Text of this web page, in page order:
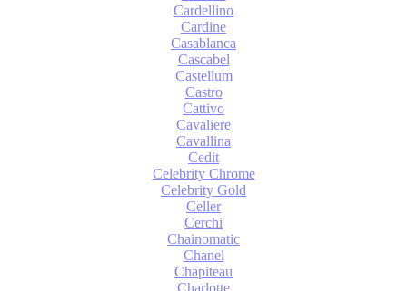
Cardellino
Cardine
Casablanca
Cascabel
Castellum
Castro
Cattivo
Cavaliere
Cavallina
Cedit
Celebrity Chrome
Celebrity Gold
Celler
Cerchi
Chainomatic
Chanel
Chapiteau
Charlotte